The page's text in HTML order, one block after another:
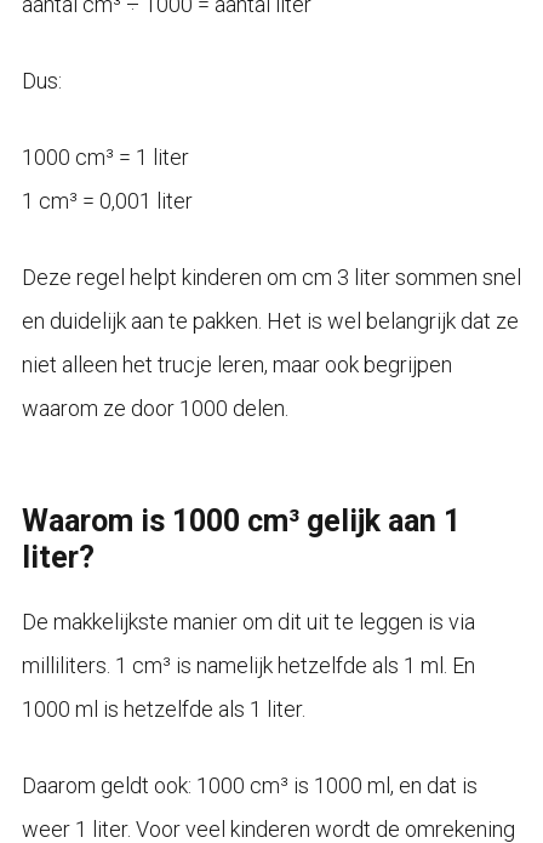
Dus:
1000 cm³ = 1 liter
1 cm³ = 0,001 liter
Deze regel helpt kinderen om cm 3 liter sommen snel
en duidelijk aan te pakken. Het is wel belangrijk dat ze
niet alleen het trucje leren, maar ook begrijpen
waarom ze door 1000 delen.
Waarom is 1000 cm³ gelijk aan 1
liter?
De makkelijkste manier om dit uit te leggen is via
milliliters. 1 cm³ is namelijk hetzelfde als 1 ml. En
1000 ml is hetzelfde als 1 liter.
Daarom geldt ook: 1000 cm³ is 1000 ml, en dat is
weer 1 liter. Voor veel kinderen wordt de omrekening